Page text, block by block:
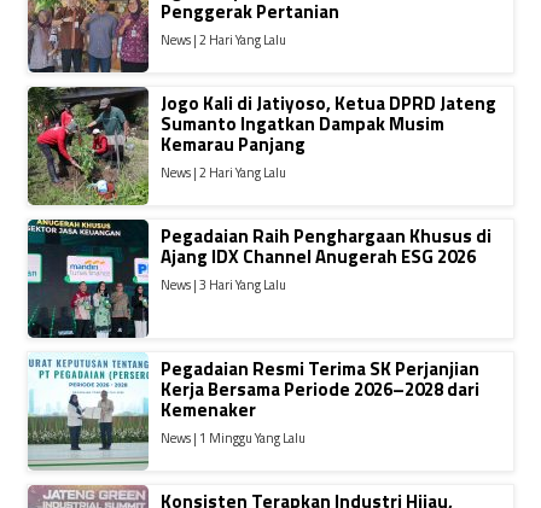
Penggerak Pertanian
News | 2 Hari Yang Lalu
Jogo Kali di Jatiyoso, Ketua DPRD Jateng
Sumanto Ingatkan Dampak Musim
Kemarau Panjang
News | 2 Hari Yang Lalu
Pegadaian Raih Penghargaan Khusus di
Ajang IDX Channel Anugerah ESG 2026
News | 3 Hari Yang Lalu
Pegadaian Resmi Terima SK Perjanjian
Kerja Bersama Periode 2026–2028 dari
Kemenaker
News | 1 Minggu Yang Lalu
Konsisten Terapkan Industri Hijau,